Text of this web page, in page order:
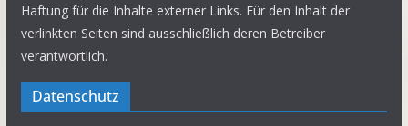
Haftung für die Inhalte externer Links. Für den Inhalt der
verlinkten Seiten sind ausschließlich deren Betreiber
verantwortlich.
Datenschutz